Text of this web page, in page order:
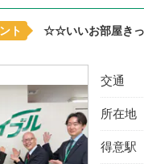
ト ☆☆いいお部屋き
交通
所在地
得意駅